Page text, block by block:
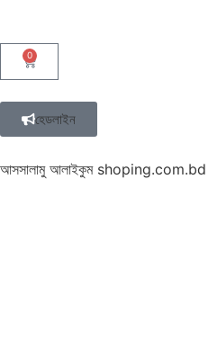
0
হেডলাইন
আসসালামু আলাইকুম shoping.com.bd